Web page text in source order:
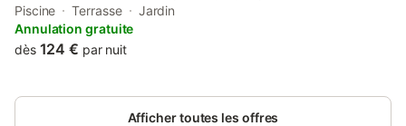
balcony and free private parking. The property is non-smoking
and is situated 36 km from Le CADRAN.
Piscine Terrasse
Jardin
Annulation gratuite
dès 124 € par nuit
Afficher toutes les offres